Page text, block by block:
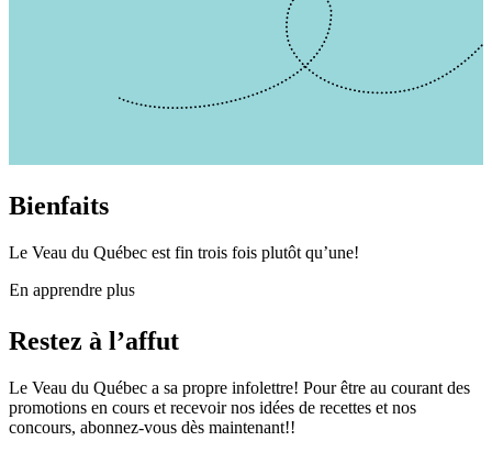
Bienfaits
Le Veau du Québec est fin trois fois plutôt qu’une!
En apprendre plus
Restez à l’affut
Le Veau du Québec a sa propre infolettre! Pour être au courant des
promotions en cours et recevoir nos idées de recettes et nos
concours, abonnez-vous dès maintenant!!